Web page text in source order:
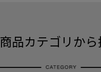
商品カテゴリか